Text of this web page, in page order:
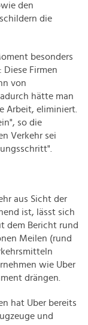
den
die
besonders
Firmen
von
hätte man
Arbeit, eliminiert.
so die
Verkehr sei
aus Sicht der
ist, lässt sich
dem Bericht rund
Meilen (rund
wie Uber
drängen.
hat Uber bereits
und